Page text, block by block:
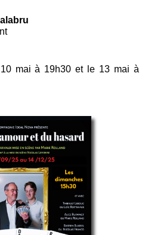
mai à 19h30 et le 13 mai à